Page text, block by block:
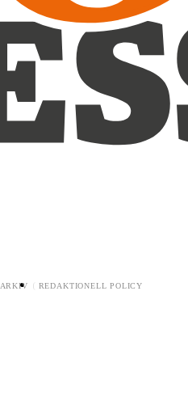
ARKIV REDAKTIONELL POLICY